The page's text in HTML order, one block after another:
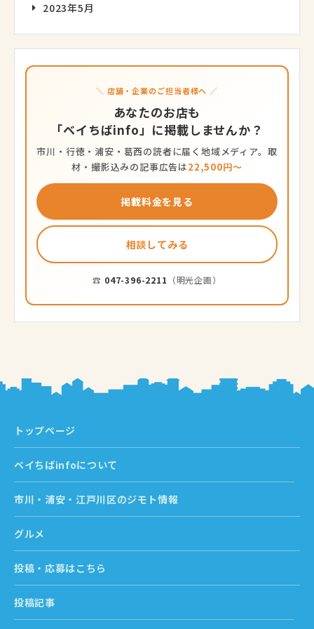
2023年5月
＼ 店舗・企業のご担当者様へ ／
あなたのお店も
「ベイちばinfo」に掲載しませんか？
市川・行徳・浦安・葛西の読者に届く地域メディア。取
材・撮影込みの記事広告は22,500円〜
掲載料金を見る
相談してみる
☎ 047-396-2211 （明光企画）
トップページ
ベイちばinfoについて
市川・浦安・江戸川区のジモト情報
グルメ
投稿・応募はこちら
投稿記事